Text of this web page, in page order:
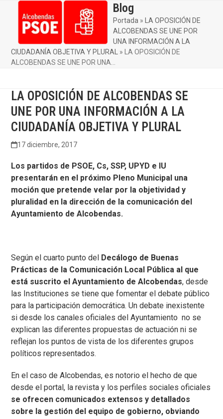
contentmobile
menu
mobile
menu
Blog
Portada »
LA OPOSICIÓN DE
ALCOBENDAS SE UNE POR
UNA INFORMACIÓN A LA
CIUDADANÍA OBJETIVA Y PLURAL
»
LA OPOSICIÓN DE
ALCOBENDAS SE UNE POR UNA…
LA OPOSICIÓN DE ALCOBENDAS SE
UNE POR UNA INFORMACIÓN A LA
CIUDADANÍA OBJETIVA Y PLURAL
17 diciembre, 2017
Los partidos de PSOE, Cs, SSP, UPYD e IU
presentarán en el próximo Pleno Municipal una
moción que pretende velar por la objetividad y
pluralidad en la dirección de la comunicación del
Ayuntamiento de Alcobendas.
Según el cuarto punto del Decálogo de Buenas
Prácticas de la Comunicación Local Pública al que
está suscrito el Ayuntamiento de Alcobendas, desde
las Instituciones se tiene que fomentar el debate público
para la participación democrática. Un debate inexistente
si desde los canales oficiales del Ayuntamiento no se
explican las diferentes propuestas de actuación ni se
reflejan los puntos de vista de los diferentes grupos
políticos representados.
En el caso de Alcobendas, es notorio el hecho de que
desde el portal, la revista y los perfiles sociales oficiales
se ofrecen comunicados extensos y detallados
sobre la gestión del equipo de gobierno, obviando